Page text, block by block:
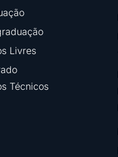
Livres
Técnicos